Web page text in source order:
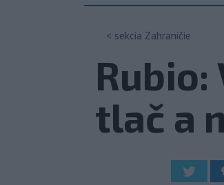
< sekcia Zahraničie
tlač a